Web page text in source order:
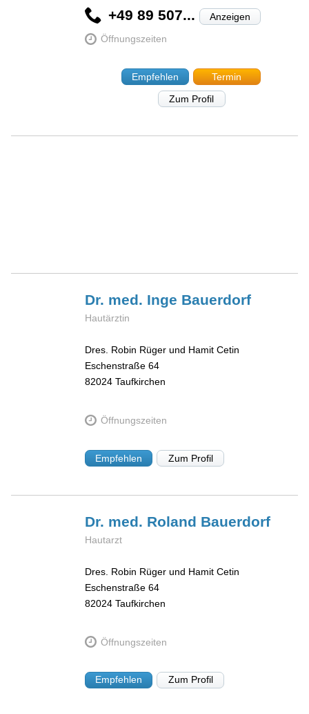
+49 89 507... Anzeigen
Öffnungszeiten
Empfehlen
Termin
Zum Profil
Dr. med. Inge Bauerdorf
Hautärztin
Dres. Robin Rüger und Hamit Cetin
Eschenstraße 64
82024 Taufkirchen
Öffnungszeiten
Empfehlen Zum Profil
Dr. med. Roland Bauerdorf
Hautarzt
Dres. Robin Rüger und Hamit Cetin
Eschenstraße 64
82024 Taufkirchen
Öffnungszeiten
Empfehlen Zum Profil